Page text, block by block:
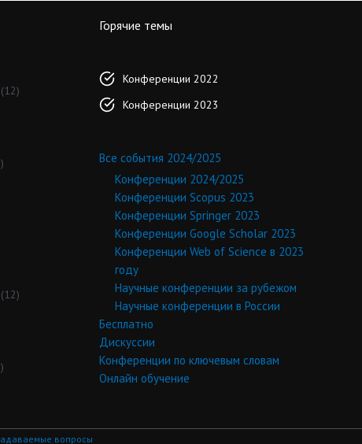
(12)
(12)
Горячие темы
Конференции 2022
Конференции 2023
Все события 2024/2025
Конференции 2024/2025
Конференции Scopus 2023
Конференции Springer 2023
Конференции Google Scholar 2023
Конференции Web of Science в 2023
году
Научные конференции за рубежом
Научные конференции в России
Бесплатно
Дискуссии
Конференции по ключевым словам
Онлайн обучение
вопросы